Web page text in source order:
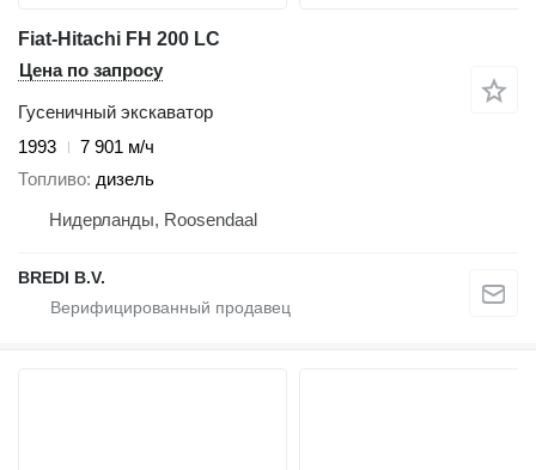
Fiat-Hitachi FH 200 LC
Цена по запросу
Гусеничный экскаватор
1993
7 901 м/ч
Топливо дизель
Нидерланды, Roosendaal
BREDI B.V.